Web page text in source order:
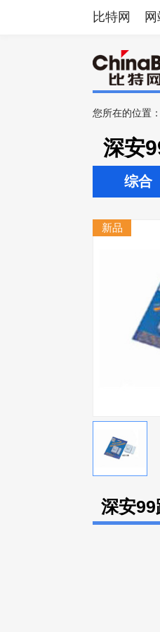
比特网
您所在的位置：
深安
综合
新品
深安